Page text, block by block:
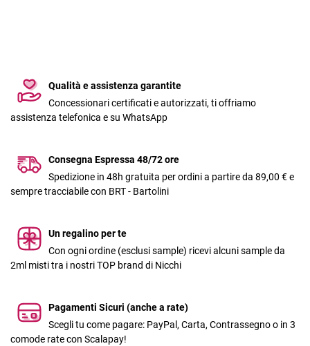
Qualità e assistenza garantite
Concessionari certificati e autorizzati, ti offriamo
assistenza telefonica e su WhatsApp
Consegna Espressa 48/72 ore
Spedizione in 48h gratuita per ordini a partire da 89,00 € e
sempre tracciabile con BRT - Bartolini
Un regalino per te
Con ogni ordine (esclusi sample) ricevi alcuni sample da
2ml misti tra i nostri TOP brand di Nicchi
Pagamenti Sicuri (anche a rate)
Scegli tu come pagare: PayPal, Carta, Contrassegno o in 3
comode rate con Scalapay!